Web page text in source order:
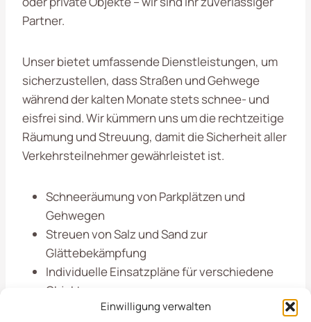
Einwilligung verwalten
Partner.
Unser bietet umfassende Dienstleistungen, um
sicherzustellen, dass Straßen und Gehwege
während der kalten Monate stets schnee- und
eisfrei sind. Wir kümmern uns um die rechtzeitige
Räumung und Streuung, damit die Sicherheit aller
Verkehrsteilnehmer gewährleistet ist.
Schneeräumung von Parkplätzen und
Gehwegen
Streuen von Salz und Sand zur
Glättebekämpfung
Individuelle Einsatzpläne für verschiedene
Objekte